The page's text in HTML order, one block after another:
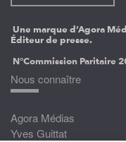
Une marque d’Agora
Éditeur de presse.
N°Commission Paritaire
Nous connaître
Agora Médias
Yves Guittat